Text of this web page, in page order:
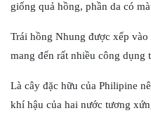
giống quả hồng, phần da có
Trái hồng Nhung được xếp
mang đến rất nhiều công dụng
Là cây đặc hữu của Philipine
khí hậu của hai nước tương